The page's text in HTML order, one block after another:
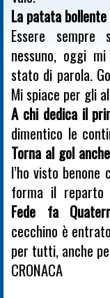
La patata
Essere
nessuno, oggi
stato di parola.
Mi spiace per gli
A chi dedica il
dimentico le
Torna al gol
l’ho visto
forma il reparto
Fede fa
cecchino è
per tutti, anche
CRONACA